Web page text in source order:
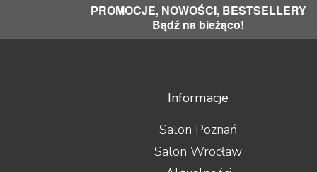
PROMOCJE, NOWOŚCI, BESTSELLERY
Bądź na bieżąco!
Informacje
Salon Poznań
Salon Wrocław